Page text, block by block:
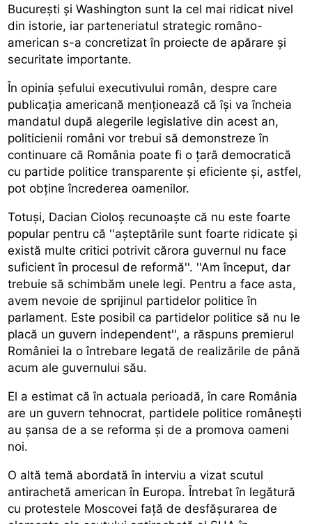
București și Washington sunt la cel mai ridicat nivel
din istorie, iar parteneriatul strategic româno-
american s-a concretizat în proiecte de apărare și
securitate importante.
În opinia șefului executivului român, despre care
publicația americană menționează că își va încheia
mandatul după alegerile legislative din acest an,
politicienii români vor trebui să demonstreze în
continuare că România poate fi o țară democratică
cu partide politice transparente și eficiente și, astfel,
pot obține încrederea oamenilor.
Totuși, Dacian Cioloș recunoaște că nu este foarte
popular pentru că ''așteptările sunt foarte ridicate și
există multe critici potrivit cărora guvernul nu face
suficient în procesul de reformă''. ''Am început, dar
trebuie să schimbăm unele legi. Pentru a face asta,
avem nevoie de sprijinul partidelor politice în
parlament. Este posibil ca partidelor politice să nu le
placă un guvern independent'', a răspuns premierul
României la o întrebare legată de realizările de până
acum ale guvernului său.
El a estimat că în actuala perioadă, în care România
are un guvern tehnocrat, partidele politice românești
au șansa de a se reforma și de a promova oameni
noi.
O altă temă abordată în interviu a vizat scutul
antirachetă american în Europa. Întrebat în legătură
cu protestele Moscovei față de desfășurarea de